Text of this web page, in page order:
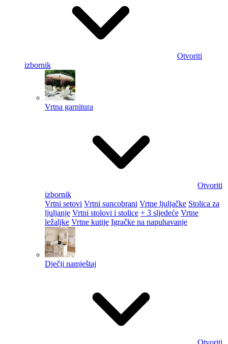
Otvoriti
izbornik
Vrtna garnitura
Otvoriti
izbornik
Vrtni setovi Vrtni suncobrani Vrtne ljuljačke Stolica za
ljuljanje Vrtni stolovi i stolice + 3 sljedeće Vrtne
ležaljke Vrtne kutije Igračke na napuhavanje
Dječji namještaj
Otvoriti